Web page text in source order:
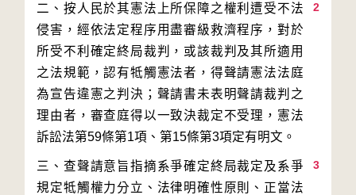
2
二、按人民於其憲法上所保障之權利遭受不法
侵害，經依法定程序用盡審級救濟程序，對於
所受不利確定終局裁判，或該裁判及其所適用
之法規範，認有牴觸憲法者，得聲請憲法法庭
為宣告違憲之判決；聲請書未表明聲請裁判之
理由者，審查庭得以一致決裁定不受理，憲法
3
三、查聲請意旨指摘系爭確定終局裁定及系爭
規定牴觸權力分立、法律明確性原則、正當法